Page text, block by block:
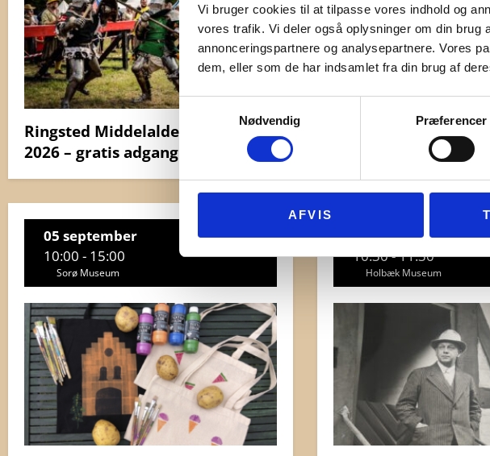
Vi bruger cookies til at tilpasse vores indhold og
vores trafik. Vi deler også oplysninger om din brug
annonceringspartnere og analysepartnere. Vores
dem, eller som de har indsamlet fra din brug af
Samtykkevalg
Nødvendig
Præferencer
AFVIS
Ringsted Middelalderfestival
2026 – gratis adgang!
Ringsted
2026 – gratis adgang!
05 september
10:00 - 15:00
Sorø Museum
12 september
10:30 - 11:30
Holbæk Museum